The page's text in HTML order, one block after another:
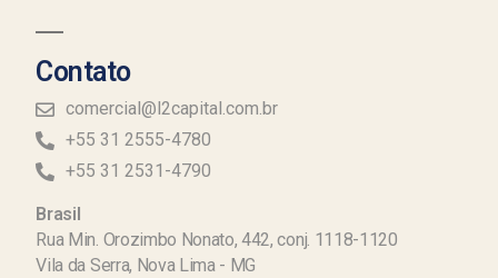
Contato
comercial@l2capital.com.br
+55 31 2555-4780
+55 31 2531-4790
Brasil
Rua Min. Orozimbo Nonato, 442, conj. 1118-1120
Vila da Serra, Nova Lima - MG